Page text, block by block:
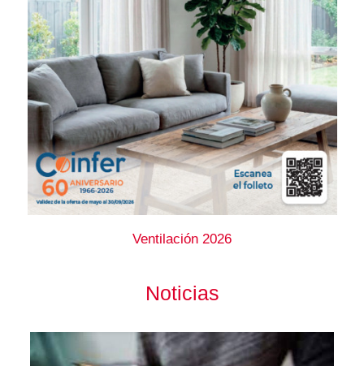
Ventilación 2026
Noticias